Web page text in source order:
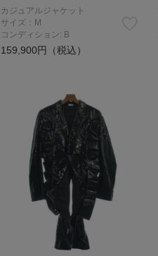
カジュアルジャケット
サイズ：M
コンディション: B
159,900円（税込）